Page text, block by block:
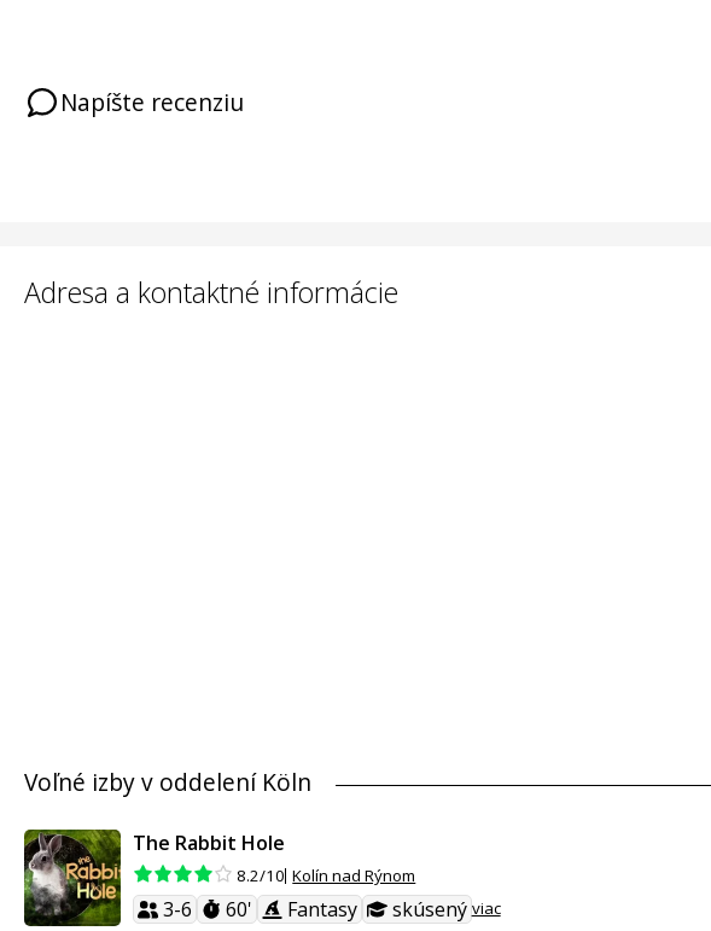
Napíšte recenziu
Adresa a kontaktné informácie
Voľné izby v oddelení Köln
The Rabbit Hole
8.2/10 Kolín nad Rýnom
3-6 60' Fantasy skúsený viac